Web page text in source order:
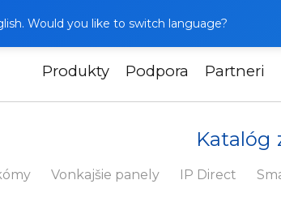
Would you like to switch language?
Produkty Podpora Partneri
Katalóg
Vonkajšie panely IP Direct